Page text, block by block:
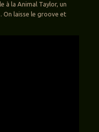
à la Animal Taylor, un
laisse le groove et